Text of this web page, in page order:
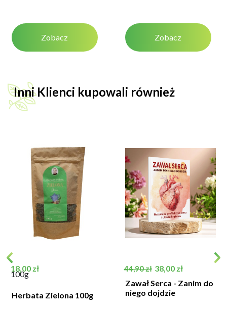
Zobacz Zobacz
Inni Klienci kupowali również
Cena
18,00 zł
100g
Herbata Zielona 100g
Cena podstawowa
44,90 zł Cena
38,00 zł
Zawał Serca - Zanim do
niego dojdzie